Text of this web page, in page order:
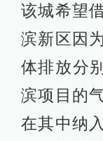
该城希望
滨新区因
体排放分
滨项目的
在其中纳